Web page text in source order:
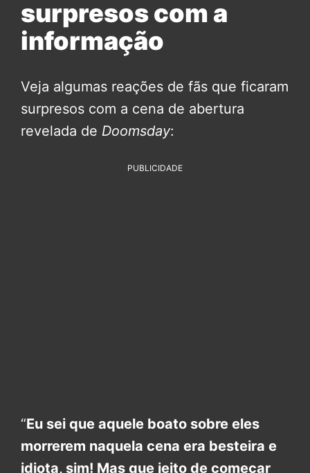
surpresos com a
informação
Veja algumas reações de fãs que ficaram
surpresos com a cena de abertura
revelada de Doomsday:
PUBLICIDADE
“Eu sei que aquele boato sobre eles
morrerem naquela cena era besteira e
idiota, sim! Mas que jeito de começar